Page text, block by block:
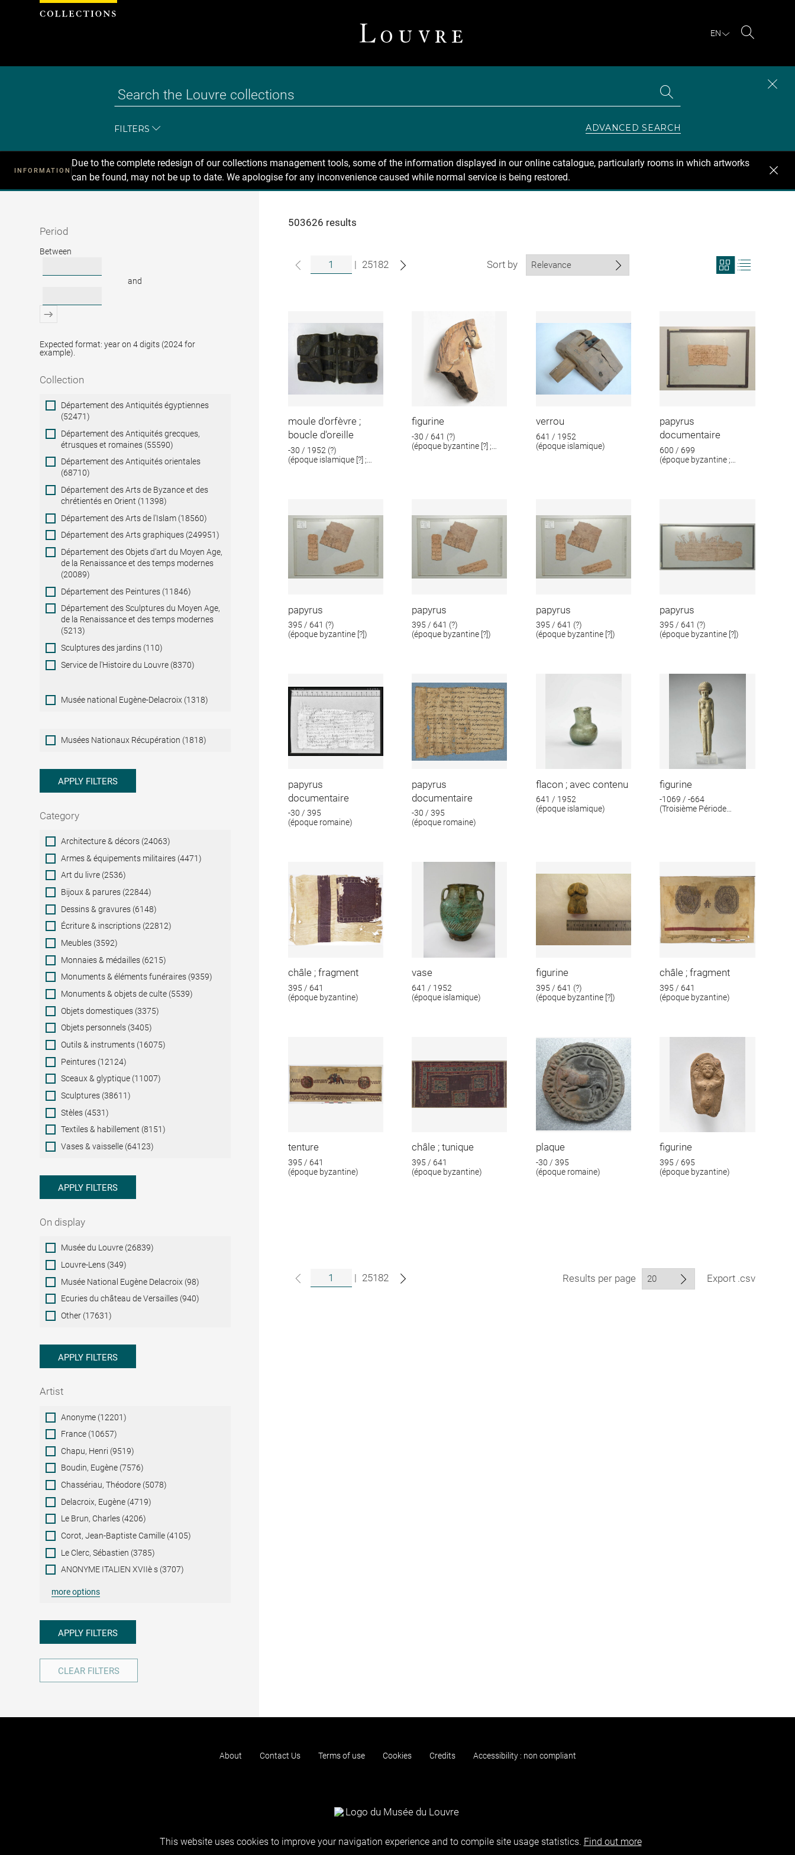
EN
FILTERS ADVANCED SEARCH
INFORMATION
Due to the complete redesign of our collections management tools, some of the information displayed in our online catalogue, particularly rooms in which artworks
can be found, may not be up to date. We apologise for any inconvenience caused while normal service is being restored.
Recherche
Period
Period
Between
and
Expected format: year on 4 digits (2024 for
example).
Collection
Collection
Département des Antiquités égyptiennes
(52471)
Département des Antiquités grecques,
étrusques et romaines (55590)
Département des Antiquités orientales
(68710)
Département des Arts de Byzance et des
chrétientés en Orient (11398)
Département des Arts de l'Islam (18560)
Département des Arts graphiques (249951)
Département des Objets d'art du Moyen Age,
de la Renaissance et des temps modernes
(20089)
Département des Peintures (11846)
Département des Sculptures du Moyen Age,
de la Renaissance et des temps modernes
(5213)
Sculptures des jardins (110)
Service de l'Histoire du Louvre (8370)
Musée national Eugène-Delacroix (1318)
Musées
Nationaux
Musées Nationaux Récupération (1818)
APPLY FILTERS
Category
Category
Architecture & décors (24063)
Armes & équipements militaires (4471)
Art du livre (2536)
Bijoux & parures (22844)
Dessins & gravures (6148)
Écriture & inscriptions (22812)
Meubles (3592)
Monnaies & médailles (6215)
Monuments & éléments funéraires (9359)
Monuments & objets de culte (5539)
Objets domestiques (3375)
Objets personnels (3405)
Outils & instruments (16075)
Peintures (12124)
Sceaux & glyptique (11007)
Sculptures (38611)
Stèles (4531)
Textiles & habillement (8151)
Vases & vaisselle (64123)
APPLY FILTERS
On display
On
display
Musée du Louvre (26839)
Louvre-Lens (349)
Musée National Eugène Delacroix (98)
Ecuries du château de Versailles (940)
Other (17631)
APPLY FILTERS
Artist
ArtistAnonyme (12201)
France (10657)
Chapu, Henri (9519)
Boudin, Eugène (7576)
Chassériau, Théodore (5078)
Delacroix, Eugène (4719)
Le Brun, Charles (4206)
Corot, Jean-Baptiste Camille (4105)
Le Clerc, Sébastien (3785)
ANONYME ITALIEN XVIIè s (3707)
more options
APPLY FILTERS
CLEAR FILTERS
503626 results
| 25182 Sort by
View
search
moule d'orfèvre ;
boucle d'oreille
-30 / 1952 (?)
(époque islamique [?] ;
figurine
-30 / 641 (?)
(époque byzantine [?] ;
verrou
641 / 1952
(époque islamique)
papyrus
documentaire
600 / 699
(époque byzantine ;
papyrus
395 / 641 (?)
(époque byzantine [?])
papyrus
395 / 641 (?)
(époque byzantine [?])
papyrus
395 / 641 (?)
(époque byzantine [?])
papyrus
395 / 641 (?)
(époque byzantine [?])
papyrus
documentaire
-30 / 395
(époque romaine)
papyrus
documentaire
-30 / 395
(époque romaine)
flacon ; avec contenu
641 / 1952
(époque islamique)
figurine
-1069 / -664
(Troisième Période
châle ; fragment
395 / 641
(époque byzantine)
vase
641 / 1952
(époque islamique)
figurine
395 / 641 (?)
(époque byzantine [?])
châle ; fragment
395 / 641
(époque byzantine)
tenture
395 / 641
(époque byzantine)
châle ; tunique
395 / 641
(époque byzantine)
plaque
-30 / 395
(époque romaine)
figurine
395 / 695
(époque byzantine)
| 25182 Results per page Export .csv
About Contact Us Terms of use Cookies Credits Accessibility : non compliant
Cookies management panel
This website uses cookies to improve your navigation experience and to compile site usage statistics. Find out more